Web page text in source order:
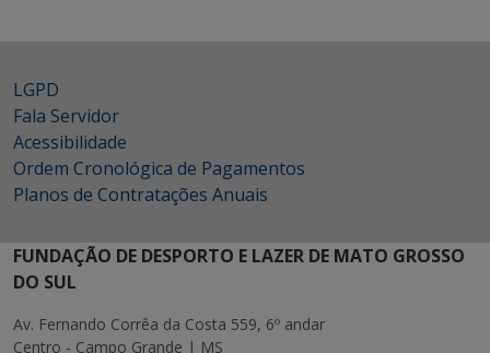
LGPD
Fala Servidor
Acessibilidade
Ordem Cronológica de Pagamentos
Planos de Contratações Anuais
FUNDAÇÃO DE DESPORTO E LAZER DE MATO GROSSO
DO SUL
Av. Fernando Corrêa da Costa 559, 6º andar
Centro - Campo Grande | MS